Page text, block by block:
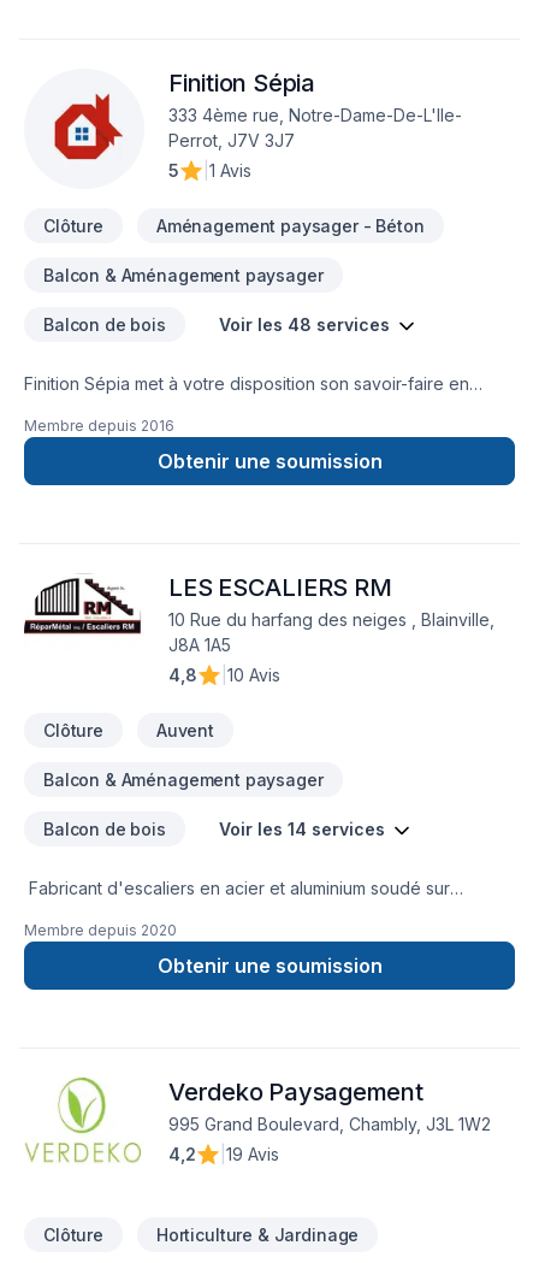
Finition Sépia
333 4ème rue, Notre-Dame-De-L'Ile-
Perrot, J7V 3J7
5
1 Avis
Clôture Aménagement paysager - Béton
Balcon & Aménagement paysager
Balcon de bois Voir les 48 services
Finition Sépia met à votre disposition son savoir-faire en
Carrelage, Clôture, Crépis, Cuisine, Démolition, Escalier et
rampe, Fissures, Foyer et poêle, Gypse, Insonorisation,
Isolation, Isolation entre-toît, Isolation mur, Isolation sous-sol,
espaces à Eastern Ontario,Laval,Montérégie,Montréal. Nous
croyons en l'importance d'une approche personnalisée,
adaptée à chaque client, pour garantir des résultats au-delà
de vos attentes. Parlons de votre projet aujourd'hui et
voyons comment nous pouvons vous aider.
Membre depuis 2016
Obtenir une soumission
LES ESCALIERS RM
10 Rue du harfang des neiges , Blainville,
J8A 1A5
4,8
10 Avis
Clôture Auvent
Balcon & Aménagement paysager
Balcon de bois Voir les 14 services
Fabricant d'escaliers en acier et aluminium soudé sur
fibre de verre , en composite, en bois , en aluminium . Cloture
Membre depuis 2020
Obtenir une soumission
Verdeko Paysagement
995 Grand Boulevard, Chambly, J3L 1W2
4,2
19 Avis
Clôture Horticulture & Jardinage